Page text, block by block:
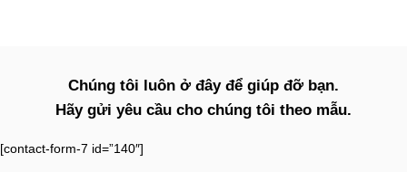
Chúng tôi luôn ở đây để giúp đỡ bạn.
Hãy gửi yêu cầu cho chúng tôi theo mẫu.
[contact-form-7 id=”140″]